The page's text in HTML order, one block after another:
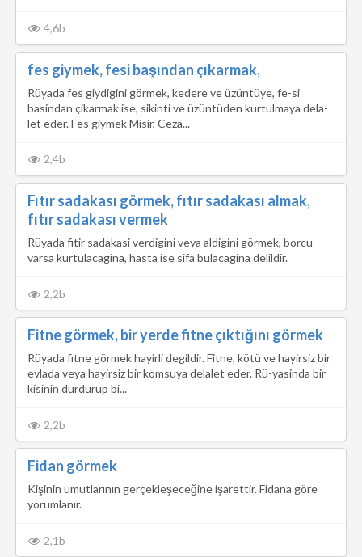
4,6b
fes giymek, fesi başından çıkarmak,
Rüyada fes giydigini görmek, kedere ve üzüntüye, fe-si
basindan çikarmak ise, sikinti ve üzüntüden kurtulmaya dela-
let eder. Fes giymek Misir, Ceza...
2,4b
Fıtır sadakası görmek, fıtır sadakası almak,
fıtır sadakası vermek
Rüyada fitir sadakasi verdigini veya aldigini görmek, borcu
varsa kurtulacagina, hasta ise sifa bulacagina delildir.
2,2b
Fitne görmek, bir yerde fitne çıktığını görmek
Rüyada fitne görmek hayirli degildir. Fitne, kötü ve hayirsiz bir
evlada veya hayirsiz bir komsuya delalet eder. Rü-yasinda bir
kisinin durdurup bi...
2,2b
Fidan görmek
Kişinin umutlarının gerçekleşeceğine işarettir. Fidana göre
yorumlanır.
2,1b